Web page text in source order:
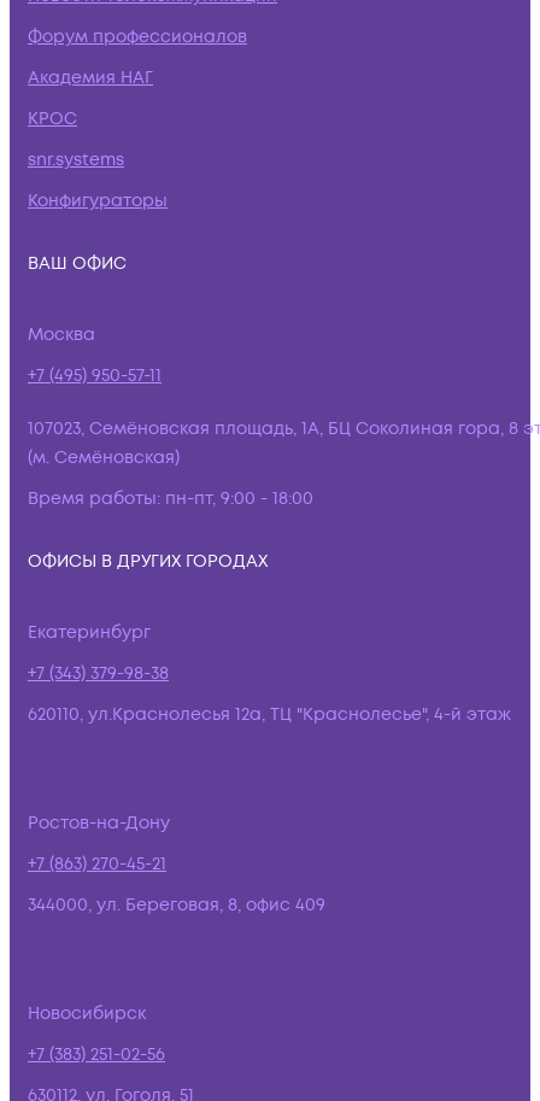
Форум профессионалов
Академия НАГ
КРОС
snr.systems
Конфигураторы
ВАШ ОФИС
Москва
+7 (495) 950-57-11
107023, Семёновская площадь, 1А, БЦ Соколиная гора, 8
(м. Семёновская)
Время работы: пн-пт, 9:00 - 18:00
ОФИСЫ В ДРУГИХ ГОРОДАХ
Екатеринбург
+7 (343) 379-98-38
620110, ул.Краснолесья 12а, ТЦ "Краснолесье", 4-й этаж
Ростов-на-Дону
+7 (863) 270-45-21
344000, ул. Береговая, 8, офис 409
Новосибирск
+7 (383) 251-02-56
630112, ул. Гоголя, 51